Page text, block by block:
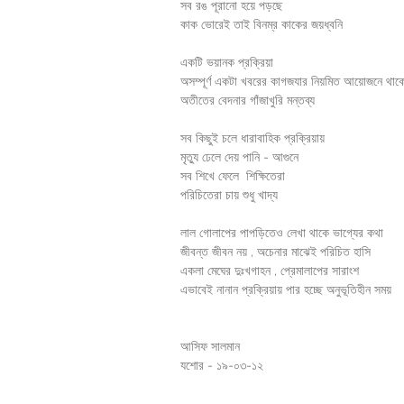
সব রঙ পূরানো হয়ে পড়ছে
কাক ভোরেই তাই বিনম্র কাকের জয়ধ্বনি
একটি ভয়ানক প্রক্রিয়া
অসম্পূর্ণ একটা খবরের কাগজযার নিয়মিত আয়োজনে থাকে
অতীতের বেদনার গাঁজাখুরি মন্তব্য
সব কিছুই চলে ধারাবাহিক প্রক্রিয়ায়
মৃত্যু ঢেলে দেয় পানি - আগুনে
সব শিখে ফেলে  শিক্ষিতেরা
পরিচিতেরা চায় শুধু খাদ্য
লাল গোলাপের পাপড়িতেও লেখা থাকে ভাগ্যের কথা
জীবন্ত জীবন নয় , অচেনার মাঝেই পরিচিত হাসি
একলা মেঘের দুঃখগাহন , প্রেমালাপের সারাংশ
এভাবেই নানান প্রক্রিয়ায় পার হচ্ছে অনুভূতিহীন সময়
আসিফ সালমান
যশোর - ১৯-০৩-১২